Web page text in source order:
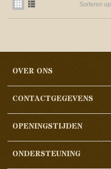
Sorteren op
OVER ONS
CONTACTGEGEVENS
OPENINGSTIJDEN
ONDERSTEUNING